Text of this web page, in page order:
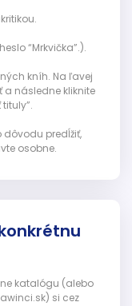
“Mrkvička”.).
kníh. Na ľavej
a následne kliknite
dôvodu predĺžiť,
osobne.
katalógu (alebo
si cez